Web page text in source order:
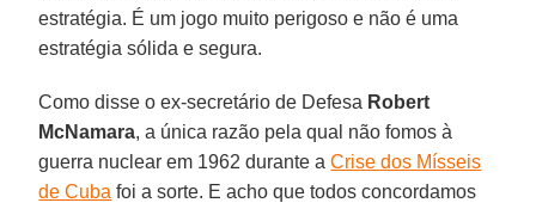
estratégia. É um jogo muito perigoso e não é uma
estratégia sólida e segura.
Como disse o ex-secretário de Defesa Robert
McNamara, a única razão pela qual não fomos à
guerra nuclear em 1962 durante aCrise dos Mísseis
de Cuba foi a sorte. E acho que todos concordamos